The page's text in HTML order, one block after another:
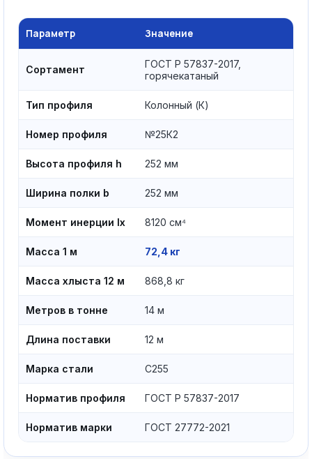
Параметр Значение
Сортамент
ГОСТ Р 57837-2017,
горячекатаный
Тип профиля Колонный (К)
Номер профиля №25К2
Высота профиля h 252 мм
Ширина полки b 252 мм
Момент инерции Ix 8120 см⁴
Масса 1 м 72,4 кг
Масса хлыста 12 м 868,8 кг
Метров в тонне 14 м
Длина поставки 12 м
Марка стали С255
Норматив профиля ГОСТ Р 57837-2017
Норматив марки ГОСТ 27772-2021